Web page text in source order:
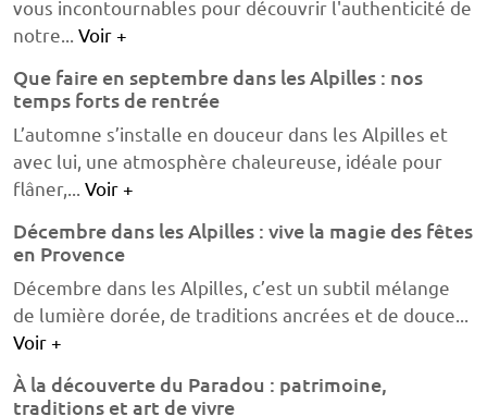
vous incontournables pour découvrir l'authenticité de
notre... Voir +
Que faire en septembre dans les Alpilles : nos
temps forts de rentrée
L’automne s’installe en douceur dans les Alpilles et
avec lui, une atmosphère chaleureuse, idéale pour
flâner,... Voir +
Décembre dans les Alpilles : vive la magie des fêtes
en Provence
Décembre dans les Alpilles, c’est un subtil mélange
de lumière dorée, de traditions ancrées et de douce...
Voir +
À la découverte du Paradou : patrimoine,
traditions et art de vivre